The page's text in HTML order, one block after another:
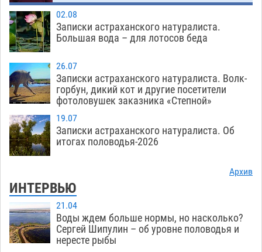
02.08
Записки астраханского натуралиста.
Большая вода – для лотосов беда
26.07
Записки астраханского натуралиста. Волк-
горбун, дикий кот и другие посетители
фотоловушек заказника «Степной»
19.07
Записки астраханского натуралиста. Об
итогах половодья-2026
Архив
ИНТЕРВЬЮ
21.04
Воды ждем больше нормы, но насколько?
Сергей Шипулин – об уровне половодья и
нересте рыбы